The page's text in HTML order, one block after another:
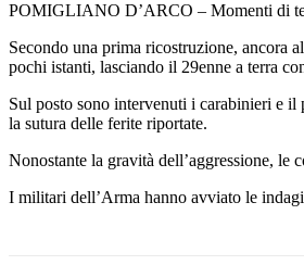
POMIGLIANO D’ARCO – Momenti di
Secondo una prima ricostruzione, ancora
pochi istanti, lasciando il 29enne a terra
Sul posto sono intervenuti i carabinieri e il
la sutura delle ferite riportate.
Nonostante la gravità dell’aggressione,
I militari dell’Arma hanno avviato le